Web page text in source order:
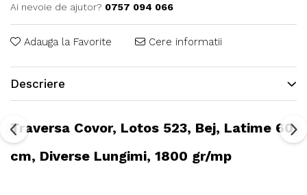
Ai nevoie de ajutor? 0757 094 066
Adauga la Favorite Cere informatii
Descriere
Traversa Covor, Lotos 523, Bej, Latime 60
cm, Diverse Lungimi, 1800 gr/mp